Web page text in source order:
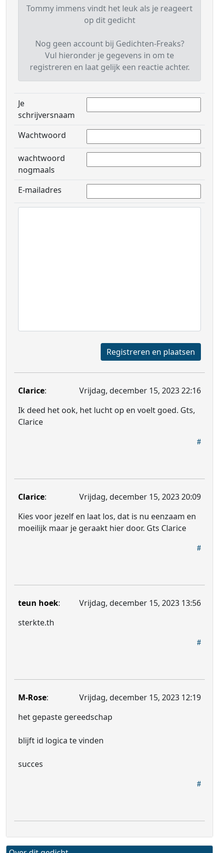
Tommy immens vindt het leuk als je reageert
op dit gedicht
Nog geen account bij Gedichten-Freaks?
Vul hieronder je gegevens in om te
registreren en laat gelijk een reactie achter.
Je
schrijversnaam
Wachtwoord
wachtwoord
nogmaals
E-mailadres
Registreren en plaatsen
Clarice:
Vrijdag, december 15, 2023 22:16
Ik deed het ook, het lucht op en voelt goed. Gts,
Clarice
Clarice:
Vrijdag, december 15, 2023 20:09
Kies voor jezelf en laat los, dat is nu eenzaam en
moeilijk maar je geraakt hier door. Gts Clarice
teun hoek:
Vrijdag, december 15, 2023 13:56
sterkte.th
M-Rose:
Vrijdag, december 15, 2023 12:19
het gepaste gereedschap
blijft id logica te vinden
succes